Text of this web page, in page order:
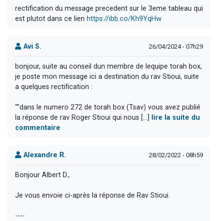
rectification du message precedent sur le 3eme tableau qui
est plutot dans ce lien https://ibb.co/Kh9YqHw
Avi S. 26/04/2024 - 07h29
bonjour, suite au conseil dun membre de lequipe torah box,
je poste mon message ici a destination du rav Stioui, suite
a quelques rectification :
""dans le numero 272 de torah box (Tsav) vous avez publié
la réponse de rav Roger Stioui qui nous [...]
lire la suite du
commentaire
Alexandre R. 28/02/2022 - 08h59
Bonjour Albert D.,
Je vous envoie ci-après la réponse de Rav Stioui.
----